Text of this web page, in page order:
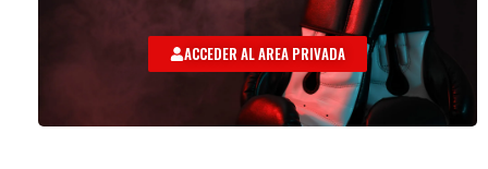
ACCEDER AL AREA PRIVADA